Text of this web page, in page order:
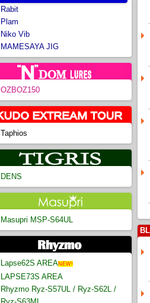
Rabit
Plam
Niko Vib
MAMESAYA JIG
OZBOZ150
Taphios
DENS
Masupri MSP-S64UL
Lapse62S AREANEW!
LAPSE73S AREA
Rhyzmo Ryz-S57UL / Ryz-S62L /